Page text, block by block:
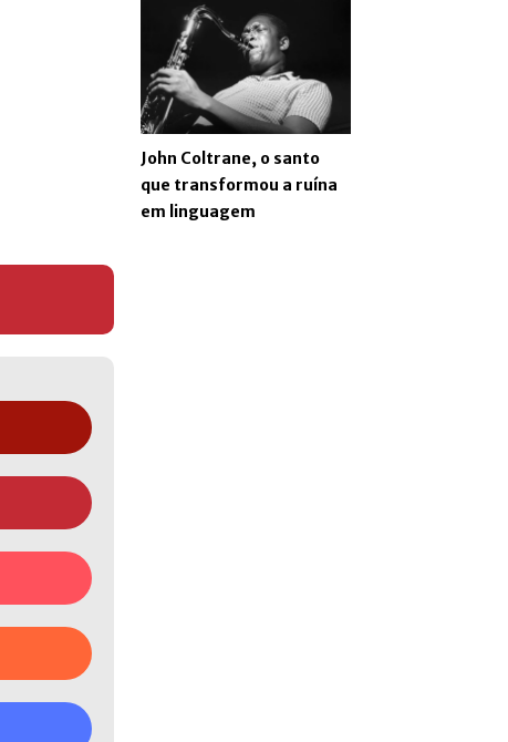
John Coltrane, o santo
que transformou a ruína
em linguagem